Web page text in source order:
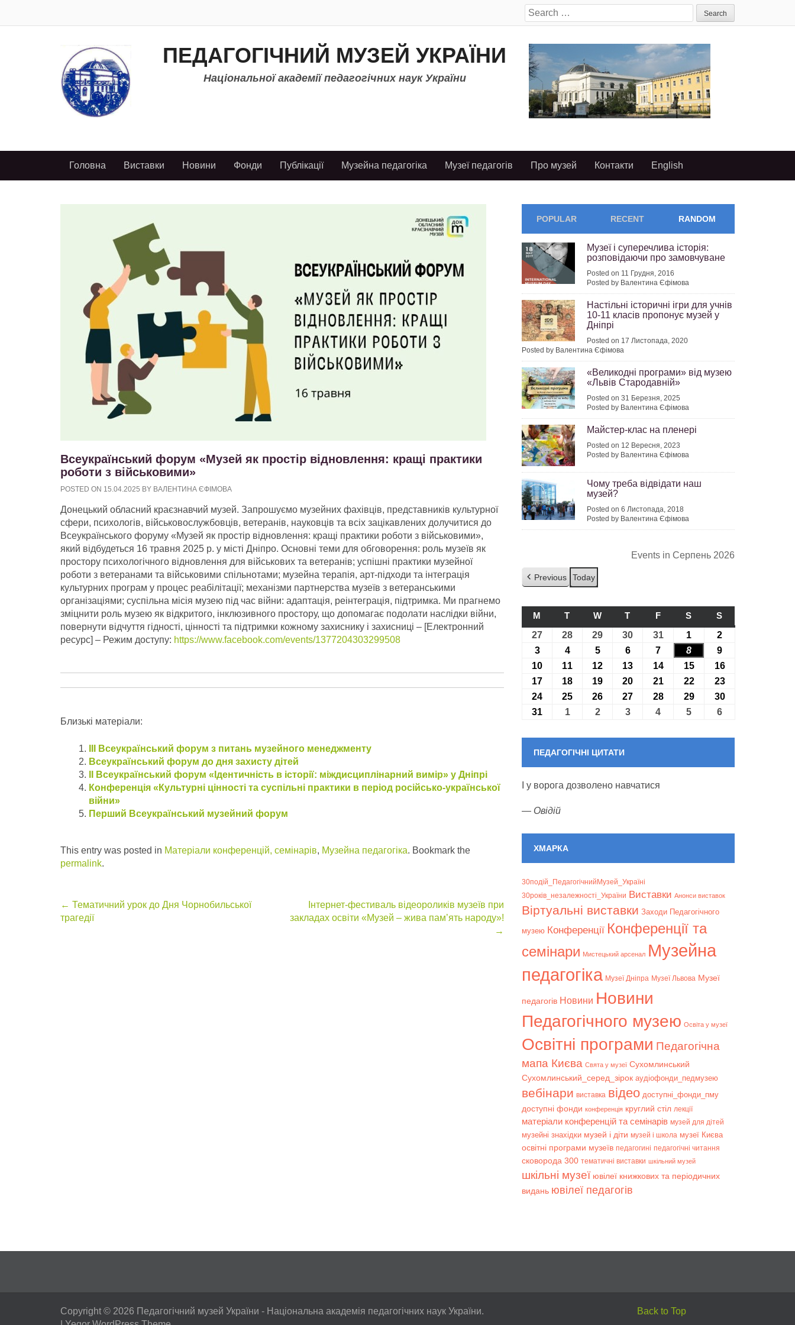
Search
for:
ПЕДАГОГІЧНИЙ МУЗЕЙ УКРАЇНИ
Національної академії педагогічних наук України
Головна Виставки Новини Фонди Публікації Музейна педагогіка Музеї педагогів Про музей Контакти English
Всеукраїнський форум «Музей як простір відновлення: кращі практики
роботи з військовими»
POSTED ON 15.04.2025 BY ВАЛЕНТИНА ЄФІМОВА
Донецький обласний краєзнавчий музей. Запрошуємо музейних фахівців, представників культурної
сфери, психологів, військовослужбовців, ветеранів, науковців та всіх зацікавлених долучитися до
Всеукраїнського форуму «Музей як простір відновлення: кращі практики роботи з військовими»,
який відбудеться 16 травня 2025 р. у місті Дніпро. Основні теми для обговорення: роль музеїв як
простору психологічного відновлення для військових та ветеранів; успішні практики музейної
роботи з ветеранами та військовими спільнотами; музейна терапія, арт-підходи та інтеграція
культурних програм у процес реабілітації; механізми партнерства музеїв з ветеранськими
організаціями; суспільна місія музею під час війни: адаптація, реінтеграція, підтримка. Ми прагнемо
зміцнити роль музею як відкритого, інклюзивного простору, що допомагає подолати наслідки війни,
повернути відчуття гідності, цінності та підтримки кожному захиснику і захисниці – [Електронний
ресурс] – Режим доступу: https://www.facebook.com/events/1377204303299508
Близькі матеріали:
ІІІ Всеукраїнський форум з питань музейного менеджменту
Всеукраїнський форум до дня захисту дітей
ІІ Всеукраїнський форум «Ідентичність в історії: міждисциплінарний вимір» у Дніпрі
Конференція «Культурні цінності та суспільні практики в період російсько-української
війни»
Перший Всеукраїнський музейний форум
This entry was posted in Матеріали конференцій, семінарів, Музейна педагогіка. Bookmark the
permalink.
Post
← Тематичний урок до Дня Чорнобильської
трагедії
Інтернет-фестиваль відеороликів музеїв при
закладах освіти «Музей – жива пам’ять народу»!
→
POPULAR RECENT RANDOM
Музеї і суперечлива історія:
розповідаючи про замовчуване
Posted on 11 Грудня, 2016
Posted by Валентина Єфімова
Настільні історичні ігри для учнів
10-11 класів пропонує музей у
Дніпрі
Posted on 17 Листопада, 2020
Posted by Валентина Єфімова
«Великодні програми» від музею
«Львів Стародавній»
Posted on 31 Березня, 2025
Posted by Валентина Єфімова
Майстер-клас на пленері
Posted on 12 Вересня, 2023
Posted by Валентина Єфімова
Чому треба відвідати наш
музей?
Posted on 6 Листопада, 2018
Posted by Валентина Єфімова
Events in Серпень 2026
Previous Today
M ПОНЕДІЛОК
T ВІВТОРОК
WСЕРЕДА
T ЧЕТВЕР
FП’ЯТНИЦЯ
S СУБОТА
S
27 27.07.2026
28 28.07.2026
29 29.07.2026
30 30.07.2026
3131.07.2026
1 01.08.2026
2
303.08.2026
404.08.2026
505.08.2026
606.08.2026
7 07.08.2026
8 08.08.2026
9
10 10.08.2026
11 11.08.2026
12 12.08.2026
13 13.08.2026
1414.08.2026
1515.08.2026
1616.08.2026
17 17.08.2026
18 18.08.2026
19 19.08.2026
20 20.08.2026
2121.08.2026
2222.08.2026
2323.08.2026
24 24.08.2026
25 25.08.2026
26 26.08.2026
27 27.08.2026
2828.08.2026
2929.08.2026
3030.08.2026
31 31.08.2026
101.09.2026
202.09.2026
303.09.2026
4 04.09.2026
5 05.09.2026
6
ПЕДАГОГІЧНІ ЦИТАТИ
І у ворога дозволено навчатися
— Овідій
ХМАРКА
30подій_ПедагогічнийМузей_Україні
30років_незалежності_України Bиставки Анонси виставок
Віртуальні виставки Заходи Педагогічного
музею Конференції Конференції та
семінари Мистецький арсенал Музейна
педагогіка Музеї Дніпра Музеї Львова Музеї
педагогів Новини Новини
Педагогічного музею Освіта у музеї
Освітні програми Педагогічна
мапа Києва Свята у музеї Сухомлинський
Сухомлинський_серед_зірок аудіофонди_педмузею
вебінари виставка відео доступні_фонди_пму
доступні фонди конференція круглий стіл лекції
матеріали конференцій та семінарів музей для дітей
музейні знахідки музей і діти музей і школа музеї Києва
освітні програми музеїв педагогині педагогічні читання
сковорода 300 тематичні виставки шкільний музей
шкільні музеї ювілеї книжкових та періодичних
видань ювілеї педагогів
Copyright © 2026 Педагогічний музей України - Національна академія педагогічних наук України.
Back to Top